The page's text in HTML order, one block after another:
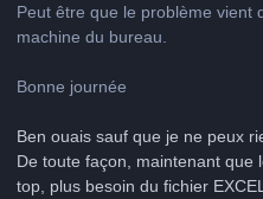
Peut être que le problème vient
machine du bureau.
Bonne journée
Ben ouais sauf que je ne peux
De toute façon, maintenant que
top, plus besoin du fichier